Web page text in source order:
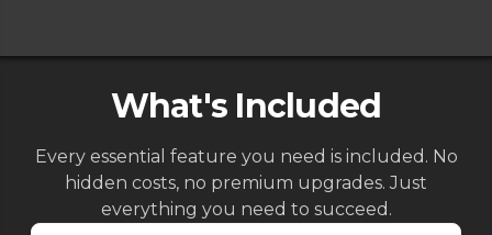
What's Included
Every essential feature you need is included. No
hidden costs, no premium upgrades. Just
everything you need to succeed.